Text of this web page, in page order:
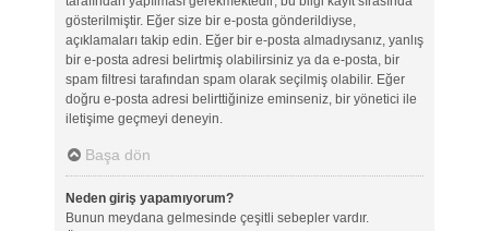
gösterilmiştir. Eğer size bir e-posta gönderildiyse,
açıklamaları takip edin. Eğer bir e-posta almadıysanız, yanlış
bir e-posta adresi belirtmiş olabilirsiniz ya da e-posta, bir
spam filtresi tarafından spam olarak seçilmiş olabilir. Eğer
doğru e-posta adresi belirttiğinize eminseniz, bir yönetici ile
iletişime geçmeyi deneyin.
Başa dön
Neden giriş yapamıyorum?
Bunun meydana gelmesinde çeşitli sebepler vardır.